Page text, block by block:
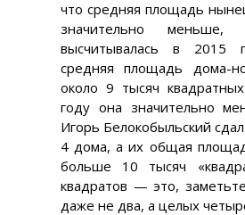
что средняя площадь
значительно
высчитывалась в 2015
средняя площадь дома-
около 9 тысяч
году она значительно
Игорь Белокобыльский
4 дома, а их общая
больше 10 тысяч
квадратов — это,
даже не два, а целых